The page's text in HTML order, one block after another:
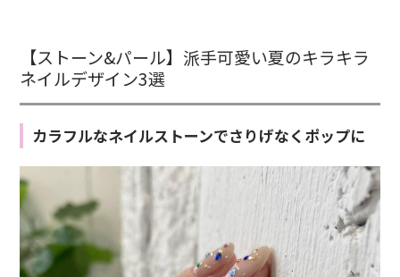
【ストーン&パール】派手可愛い夏のキラキラ
ネイルデザイン3選
カラフルなネイルストーンでさりげなくポップに